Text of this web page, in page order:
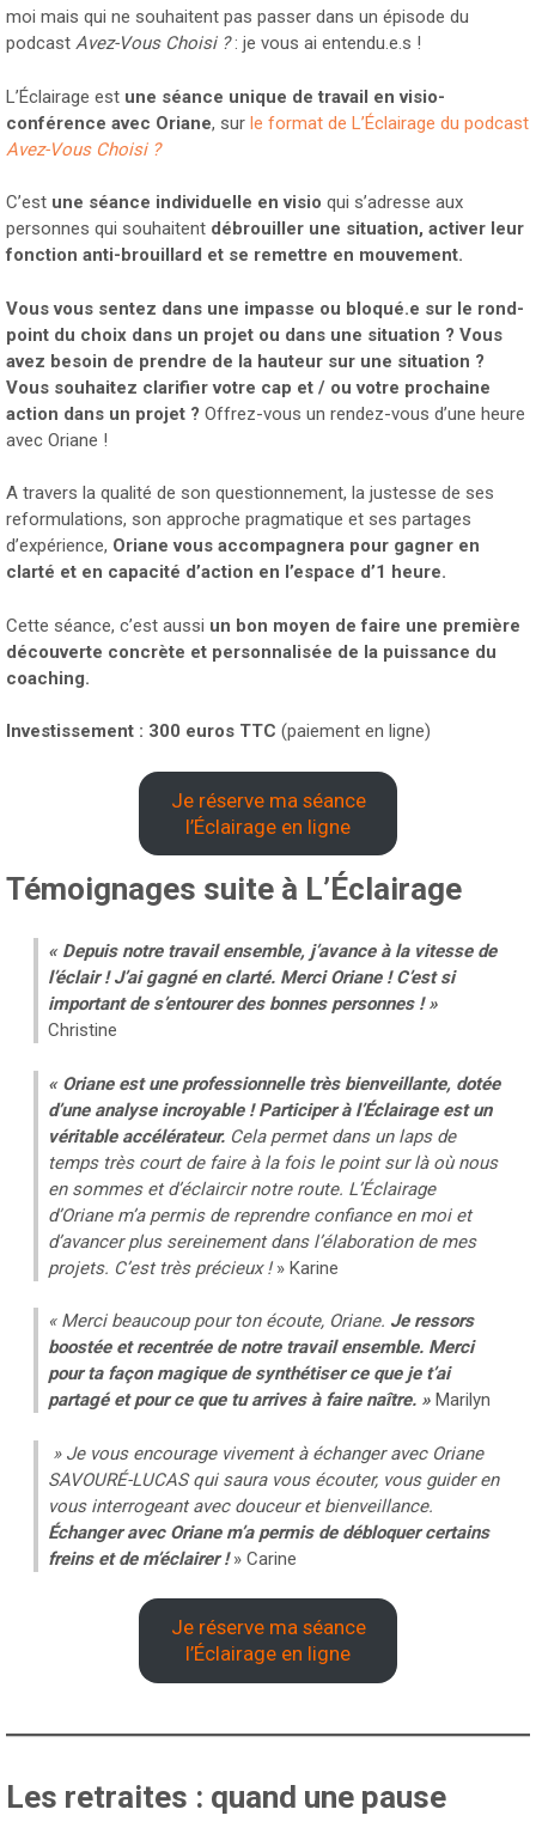
moi mais qui ne souhaitent pas passer dans un épisode du
podcast Avez-Vous Choisi ?: je vous ai entendu.e.s !
L’Éclairage est une séance unique de travail en visio-
conférence avec Oriane, sur le format de L’Éclairage du podcast
Avez-Vous Choisi ?
C’est une séance individuelle en visio qui s’adresse aux
personnes qui souhaitent débrouiller une situation, activer leur
fonction anti-brouillard et se remettre en mouvement.
Vous vous sentez dans une impasse ou bloqué.e sur le rond-
point du choix dans un projet ou dans une situation ? Vous
avez besoin de prendre de la hauteur sur une situation ?
Vous souhaitez clarifier votre cap et / ou votre prochaine
action dans un projet ? Offrez-vous un rendez-vous d’une heure
avec Oriane !
A travers la qualité de son questionnement, la justesse de ses
reformulations, son approche pragmatique et ses partages
d’expérience, Oriane vous accompagnera pour gagner en
clarté et en capacité d’action en l’espace d’1 heure.
Cette séance, c’est aussi un bon moyen de faire une première
découverte concrète et personnalisée de la puissance du
coaching.
Investissement : 300 euros TTC (paiement en ligne)
Je réserve ma séance
l’Éclairage en ligne
Témoignages suite à L’Éclairage
« Depuis notre travail ensemble, j’avance à la vitesse de
l’éclair ! J’ai gagné en clarté. Merci Oriane ! C’est si
important de s’entourer des bonnes personnes ! »
Christine
« Oriane est une professionnelle très bienveillante, dotée
d’une analyse incroyable ! Participer à l’Éclairage est un
véritable accélérateur. Cela permet dans un laps de
temps très court de faire à la fois le point sur là où nous
en sommes et d’éclaircir notre route. L’Éclairage
d’Oriane m’a permis de reprendre confiance en moi et
d’avancer plus sereinement dans l’élaboration de mes
projets. C’est très précieux !» Karine
« Merci beaucoup pour ton écoute, Oriane. Je ressors
boostée et recentrée de notre travail ensemble. Merci
pour ta façon magique de synthétiser ce que je t’ai
partagé et pour ce que tu arrives à faire naître. » Marilyn
» Je vous encourage vivement à échanger avec Oriane
SAVOURÉ-LUCAS qui saura vous écouter, vous guider en
vous interrogeant avec douceur et bienveillance.
Échanger avec Oriane m’a permis de débloquer certains
freins et de m’éclairer !» Carine
Je réserve ma séance
l’Éclairage en ligne
Les retraites : quand une pause